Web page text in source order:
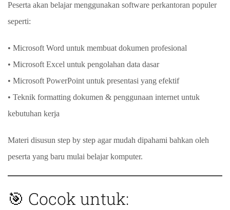
Peserta akan belajar menggunakan software perkantoran populer
seperti:
• Microsoft Word untuk membuat dokumen profesional
• Microsoft Excel untuk pengolahan data dasar
• Microsoft PowerPoint untuk presentasi yang efektif
• Teknik formatting dokumen & penggunaan internet untuk
kebutuhan kerja
Materi disusun step by step agar mudah dipahami bahkan oleh
peserta yang baru mulai belajar komputer.
🎯 Cocok untuk: